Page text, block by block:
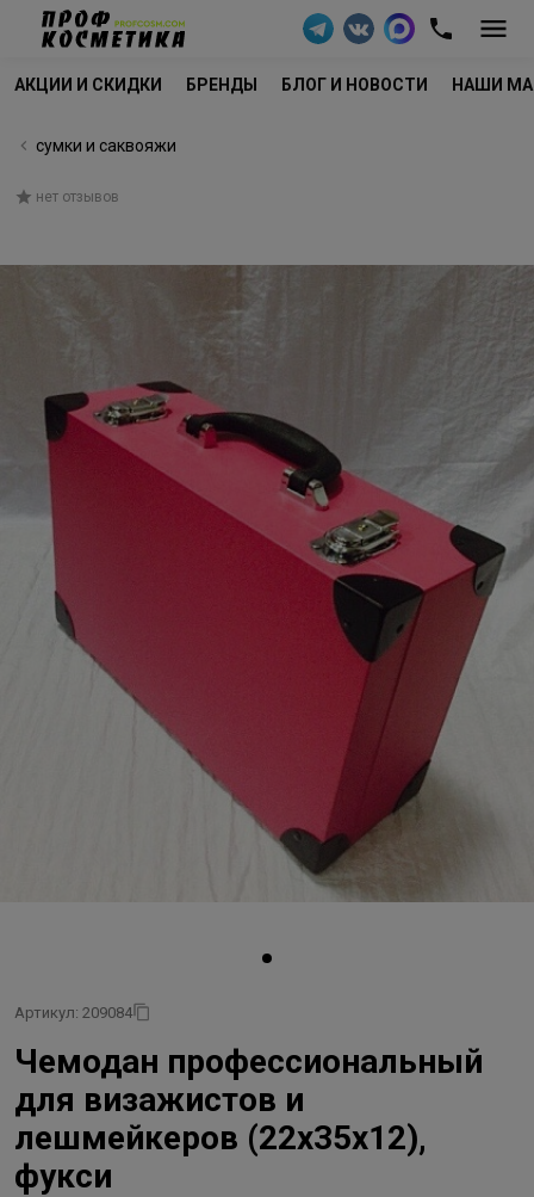
АКЦИИ И СКИДКИ БРЕНДЫ БЛОГ И НОВОСТИ НАШИ
сумки и саквояжи
нет отзывов
Артикул: 209084
Чемодан профессиональный
для визажистов и
лешмейкеров (22х35х12),
фукси